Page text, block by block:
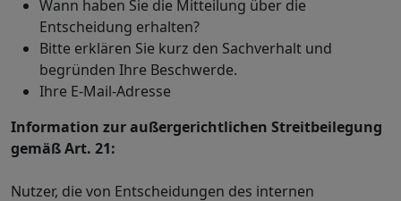
Wann haben Sie die Mitteilung über die
Entscheidung erhalten?
Bitte erklären Sie kurz den Sachverhalt und
begründen Ihre Beschwerde.
Ihre E-Mail-Adresse
Information zur außergerichtlichen Streitbeilegung
gemäß Art. 21:
Nutzer, die von Entscheidungen des internen